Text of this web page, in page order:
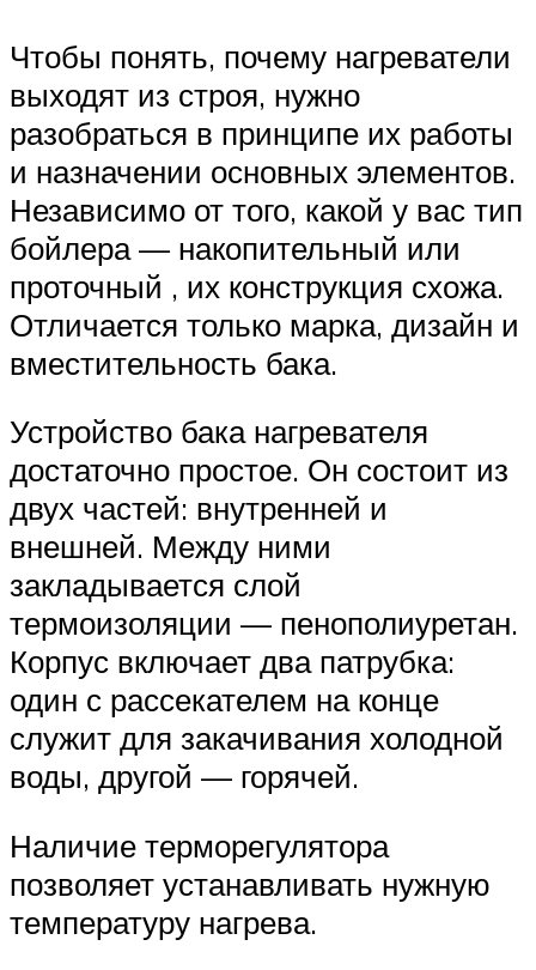
Чтобы понять, почему нагреватели
выходят из строя, нужно
разобраться в принципе их работы
и назначении основных элементов.
Независимо от того, какой у вас тип
бойлера — накопительный или
проточный , их конструкция схожа.
Отличается только марка, дизайн и
вместительность бака.
Устройство бака нагревателя
достаточно простое. Он состоит из
двух частей: внутренней и
внешней. Между ними
закладывается слой
термоизоляции — пенополиуретан.
Корпус включает два патрубка:
один с рассекателем на конце
служит для закачивания холодной
воды, другой — горячей.
Наличие терморегулятора
позволяет устанавливать нужную
температуру нагрева.